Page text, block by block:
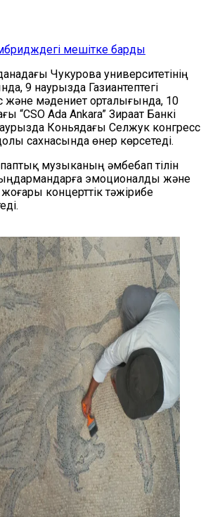
мешітке барды
Чукурова университетінің
9 наурызда Газиантептегі
және мәдениет орталығында, 10
“CSO Ada Ankara” Зираат Банкі
Коньядағы Селжук конгресс
сахнасында өнер көрсетеді.
музыканың әмбебап тілін
эмоционалды және
концерттік тәжірибе